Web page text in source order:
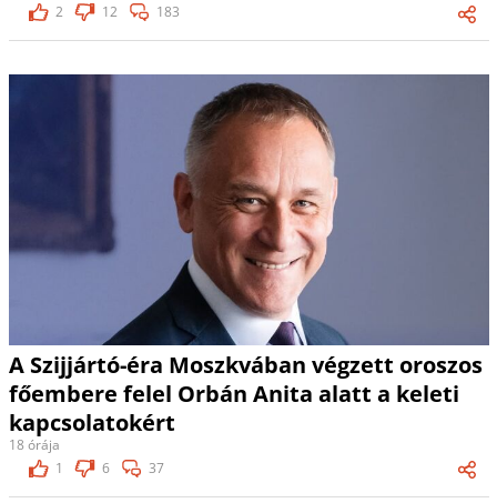
2
12 183
A Szijjártó-éra Moszkvában végzett oroszos
főembere felel Orbán Anita alatt a keleti
kapcsolatokért
18 órája
1
6 37